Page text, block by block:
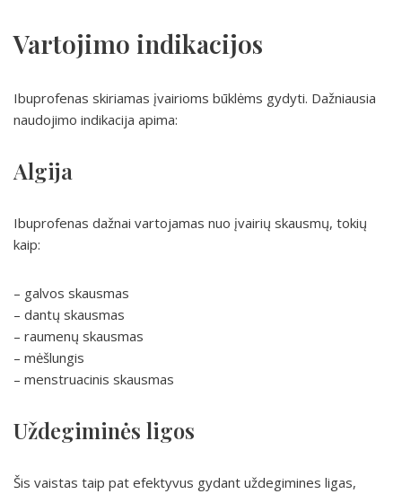
Vartojimo indikacijos
Ibuprofenas skiriamas įvairioms būklėms gydyti. Dažniausia
naudojimo indikacija apima:
Algija
Ibuprofenas dažnai vartojamas nuo įvairių skausmų, tokių
kaip:
– galvos skausmas
– dantų skausmas
– raumenų skausmas
– mėšlungis
– menstruacinis skausmas
Uždegiminės ligos
Šis vaistas taip pat efektyvus gydant uždegimines ligas,